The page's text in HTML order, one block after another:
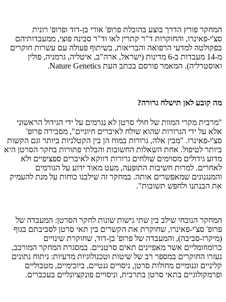
המחקר פורץ הדרך בוצע בהובלת פרופ' אורי בן-דוד ופרופ' רונית
סצ'י-פאינרו, והחוקרות ד"ר קתרין לאו וד"ר סבינה פוצי, ממעבדותיהם
בפקולטה למדעי הרפואה והבריאות, בשיתוף פעולה עם עשרות חוקרים
מ-14 מעבדות ב-6 מדינות (ישראל, ארה"ב, איטליה, גרמניה, פולין
ואוסטרליה). המאמר פורסם בכתב העת Nature Genetics.
מה קובע לאן תישלח גרורה?
"מרבית מקרי המוות של חולי סרטן לא נגרמים על ידי הגידול הראשוני
אלא על ידי הגרורות שהוא שולח לאיברים חיוניים", מסבירה פרופ'
סצ'י-פאינרו. "מבין אלה, גרורות במוח הן בין הקטלניות ביותר וגם הקשות
ביותר לטיפול. אחת השאלות החשובות והבלתי פתורות בחקר הסרטן היא
מדוע גידולים מסוימים שולחים גרורות דווקא לאיברים ספציפיים ולא
לאחרים. למרות חשיבות התופעה, מעט מאוד ידוע על הגורמים
והמנגנונים שמאפשרים אותה. במחקר זה שילבנו כוחות על מנת להעמיק
את הבנתנו ולחפש תשובות".
המחקר הנוכחי שילב בין שתי גישות שונות לחקר הסרטן: המעבדה של
פרופ' סצ'י-פאינרו, שחוקרת את הקשרים בין תאי סרטן לסביבתם בגוף
(מיקרו-סביבה), והמעבדה של פרופ' בן-דוד, שחוקרת שינויים
כרומוזומליים אשר מאפיינים תאים סרטניים. במסגרת המחקר המורכב,
נעזרו החוקרים במספר רב של שיטות וטכנולוגיות מדעיות: ניתוח נתונים
קליניים וגנומיים מחולות סרטן, ניסויים גנטיים, ביוכימיים, מטבוליים
ופרמקולוגיים בתאי סרטן בתרבית, וניסויים פונקציונליים בעכברים.